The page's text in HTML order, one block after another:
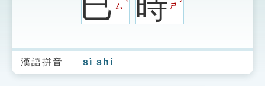
生字詞彙表
ㄙ ㄕ
漢語拼音 sì shí